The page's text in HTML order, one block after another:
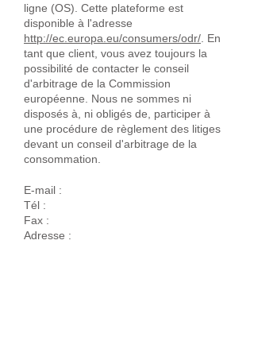
ligne (OS). Cette plateforme est
disponible à l'adresse
http://ec.europa.eu/consumers/odr/ . En
tant que client, vous avez toujours la
possibilité de contacter le conseil
d'arbitrage de la Commission
européenne. Nous ne sommes ni
disposés à, ni obligés de, participer à
une procédure de règlement des litiges
devant un conseil d'arbitrage de la
consommation.
E-mail :
Tél :
Fax :
Adresse :